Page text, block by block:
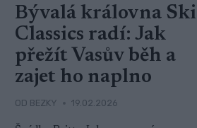
Bývalá královna Ski
Classics radí: Jak
přežít Vasův běh a
zajet ho naplno
OD BEZKY 19.02.2026